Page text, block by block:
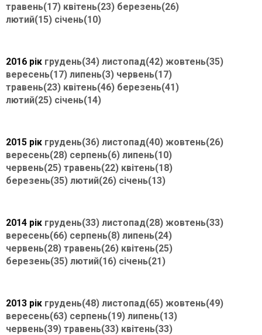
травень(17) квітень(23) березень(26)
лютий(15) січень(10)
2016 рік грудень(34) листопад(42) жовтень(35)
вересень(17) липень(3) червень(17)
травень(23) квітень(46) березень(41)
лютий(25) січень(14)
2015 рік грудень(36) листопад(40) жовтень(26)
вересень(28) серпень(6) липень(10)
червень(25) травень(22) квітень(18)
березень(35) лютий(26) січень(13)
2014 рік грудень(33) листопад(28) жовтень(33)
вересень(66) серпень(8) липень(24)
червень(28) травень(26) квітень(25)
березень(35) лютий(16) січень(21)
2013 рік грудень(48) листопад(65) жовтень(49)
вересень(63) серпень(19) липень(13)
червень(39) травень(33) квітень(33)